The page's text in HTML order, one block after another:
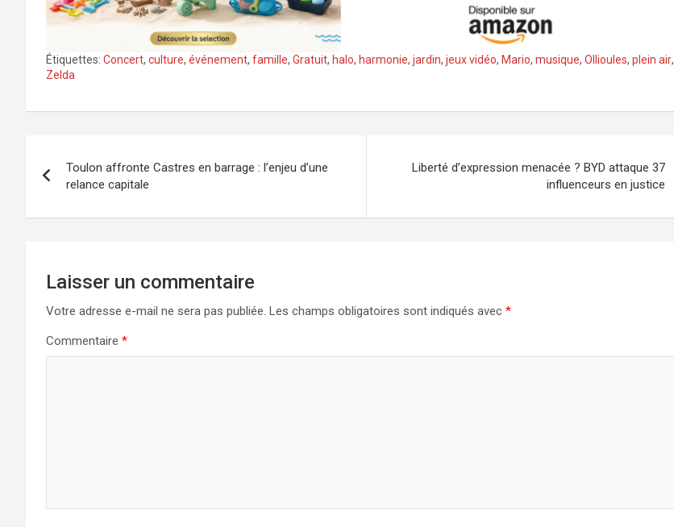
Étiquettes: Concert, culture, événement, famille, Gratuit, halo, harmonie, jardin, jeux vidéo, Mario, musique, Ollioules, plein air,
Zelda
de
l’article
Toulon affronte Castres en barrage : l’enjeu d’une
relance capitale
Liberté d’expression menacée ? BYD attaque 37
influenceurs en justice
Laisser un commentaire
Votre adresse e-mail ne sera pas publiée. Les champs obligatoires sont indiqués avec *
Commentaire *